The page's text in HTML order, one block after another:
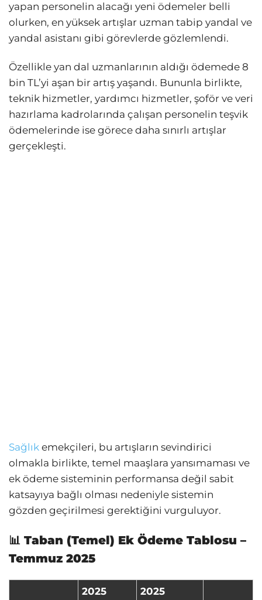
yapan personelin alacağı yeni ödemeler belli
olurken, en yüksek artışlar uzman tabip yandal ve
yandal asistanı gibi görevlerde gözlemlendi.
Özellikle yan dal uzmanlarının aldığı ödemede 8
bin TL’yi aşan bir artış yaşandı. Bununla birlikte,
teknik hizmetler, yardımcı hizmetler, şoför ve veri
hazırlama kadrolarında çalışan personelin teşvik
ödemelerinde ise görece daha sınırlı artışlar
gerçekleşti.
Sağlık emekçileri, bu artışların sevindirici
olmakla birlikte, temel maaşlara yansımaması ve
ek ödeme sisteminin performansa değil sabit
katsayıya bağlı olması nedeniyle sistemin
gözden geçirilmesi gerektiğini vurguluyor.
📊 Taban (Temel) Ek Ödeme Tablosu –
Temmuz 2025
2025
2025